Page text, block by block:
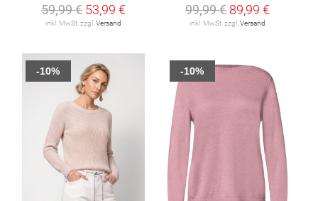
59,99 € 53,99 €
inkl. MwSt. zzgl. Versand
99,99 € 89,99 €
inkl. MwSt. zzgl. Versand
-10% -10%